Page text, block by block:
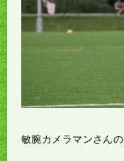
敏腕カメラマンさん